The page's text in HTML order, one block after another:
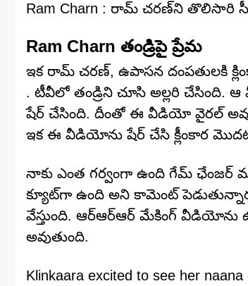
Ram Charn : రామ్ చ‌ర‌ణ్‌ని తొలిసారి
Ram Charn తండ్రిపై ప్రేమ‌
ఇక రామ్ చ‌రణ్‌, ఉపాస‌న దంప‌తుల‌కి
. టీవీలో తండ్రిని చూసి అల్లరి
షేర్‌ చేసింది. దీంతో ఈ వీడియో వైరల్‌
ఇక ఈ వీడియోను షేర్‌ చేసి క్లీంకార
నాకు ఎంత గర్వంగా ఉంది గేమ్‌ ఛేంజర్‌
క్యూట్‌గా ఉంది అని కామెంట్‌
వేస్తుంది. ఆర్‌ఆర్‌ఆర్‌ మేకింగ్
అవుతుంది.
Klinkaara excited to see her